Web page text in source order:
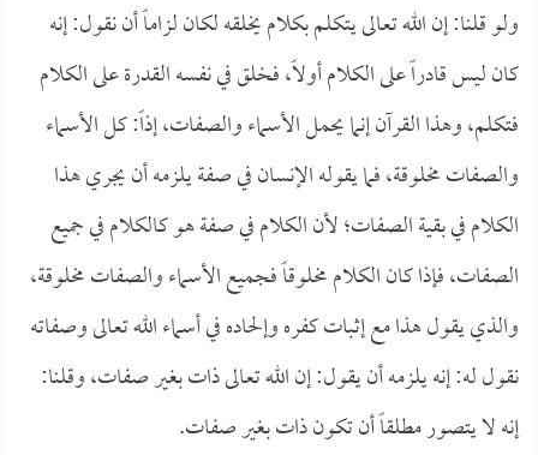
ولو قلنا: إن الله تعالى يتكلم بكلام يخلقه لكان لزاماً أن نقول: إنه
كان ليس قادراً على الكلام أولاً، فخلق في نفسه القدرة على الكلام
فتكلم، وهذا القرآن إنما يحمل الأسماء والصفات، إذاً: كل الأسماء
والصفات مخلوقة، فما يقوله الإنسان في صفة يلزمه أن يجري هذا
الكلام في بقية الصفات؛ لأن الكلام في صفة هو كالكلام في جميع
الصفات، فإذا كان الكلام مخلوقاً فجميع الأسماء والصفات مخلوقة،
والذي يقول هذا مع إثبات كفره وإلحاده في أسماء الله تعالى وصفاته
نقول له: إنه يلزمه أن يقول: إن الله تعالى ذات بغير صفات، وقلنا:
إنه لا يتصور مطلقاً أن تكون ذات بغير صفات.